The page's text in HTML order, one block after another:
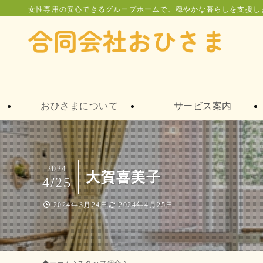
女性専用の安心できるグループホームで、穏やかな暮らしを支援し
おひさまについて サービス案内
大賀喜美子
2024
4/25
2024年3月24日 2024年4月25日